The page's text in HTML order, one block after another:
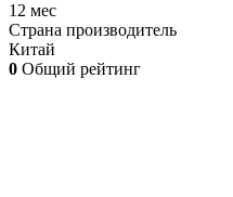
12 мес
Страна производитель
Китай
0 Общий рейтинг